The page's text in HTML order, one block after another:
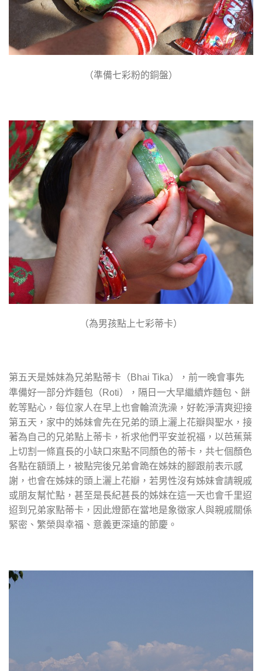
（準備七彩粉的銅盤）
（為男孩點上七彩蒂卡）
第五天是姊妹為兄弟點蒂卡（Bhai Tika），前一晚會事先
準備好一部分炸麵包（Roti），隔日一大早繼續炸麵包、餅
乾等點心，每位家人在早上也會輪流洗澡，好乾淨清爽迎接
第五天，家中的姊妹會先在兄弟的頭上灑上花瓣與聖水，接
著為自己的兄弟點上蒂卡，祈求他們平安並祝福，以芭蕉葉
上切割一條直長的小缺口來點不同顏色的蒂卡，共七個顏色
各點在額頭上，被點完後兄弟會跪在姊妹的腳跟前表示感
謝，也會在姊妹的頭上灑上花瓣，若男性沒有姊妹會請親戚
或朋友幫忙點，甚至是長紀甚長的姊妹在這一天也會千里迢
迢到兄弟家點蒂卡，因此燈節在當地是象徵家人與親戚關係
緊密、繁榮與幸福、意義更深遠的節慶。